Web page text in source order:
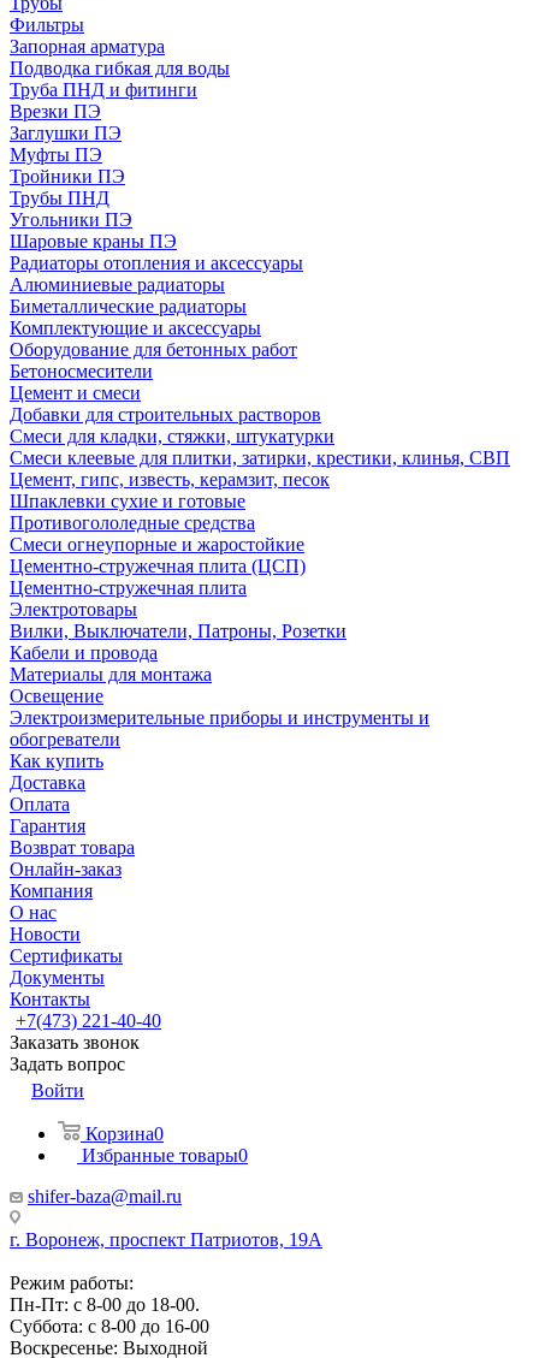
Фильтры
Запорная арматура
Подводка гибкая для воды
Труба ПНД и фитинги
Врезки ПЭ
Заглушки ПЭ
Муфты ПЭ
Тройники ПЭ
Трубы ПНД
Угольники ПЭ
Шаровые краны ПЭ
Радиаторы отопления и аксессуары
Алюминиевые радиаторы
Биметаллические радиаторы
Комплектующие и аксессуары
Оборудование для бетонных работ
Бетоносмесители
Цемент и смеси
Добавки для строительных растворов
Смеси для кладки, стяжки, штукатурки
Смеси клеевые для плитки, затирки, крестики, клинья, СВП
Цемент, гипс, известь, керамзит, песок
Шпаклевки сухие и готовые
Противогололедные средства
Смеси огнеупорные и жаростойкие
Цементно-стружечная плита (ЦСП)
Цементно-стружечная плита
Электротовары
Вилки, Выключатели, Патроны, Розетки
Кабели и провода
Материалы для монтажа
Освещение
Электроизмерительные приборы и инструменты и
обогреватели
Как купить
Доставка
Оплата
Гарантия
Возврат товара
Онлайн-заказ
Компания
О нас
Новости
Сертификаты
Документы
Контакты
+7(473) 221-40-40
Заказать звонок
Задать вопрос
Войти
Корзина0
Избранные товары0
shifer-baza@mail.ru
г. Воронеж, проспект Патриотов, 19А
Режим работы:
Пн-Пт: с 8-00 до 18-00.
Суббота: с 8-00 до 16-00
Воскресенье: Выходной